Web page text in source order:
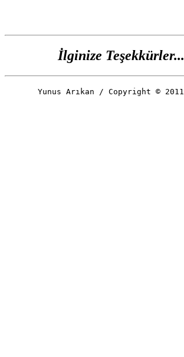
İlginize Teşekkürler...
Yunus Arıkan / Copyright © 2011